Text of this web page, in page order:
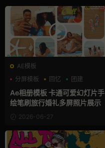
AE模板
分屏模板
回忆 团建
Ae相册模板 卡通可爱幻灯片手
绘笔刷旅行婚礼多屏照片展示
2026-06-27